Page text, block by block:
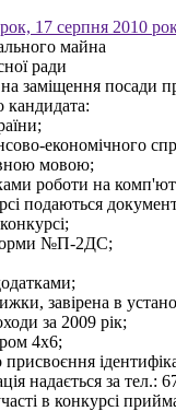
17 серпня 2010
майна
ради
заміщення посади
кандидата:
економічного
мовою;
роботи на
подаються
№П-2ДС;
завірена в
за 2009 рік;
4х6;
присвоєння
надається за тел.:
в конкурсі